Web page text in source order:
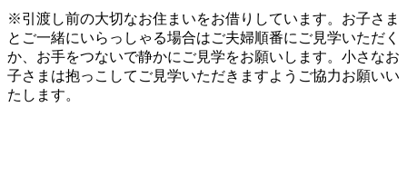
※引渡し前の大切なお住まいをお借りしています。お子さま
とご一緒にいらっしゃる場合はご夫婦順番にご見学いただく
か、お手をつないで静かにご見学をお願いします。小さなお
子さまは抱っこしてご見学いただきますようご協力お願いい
たします。